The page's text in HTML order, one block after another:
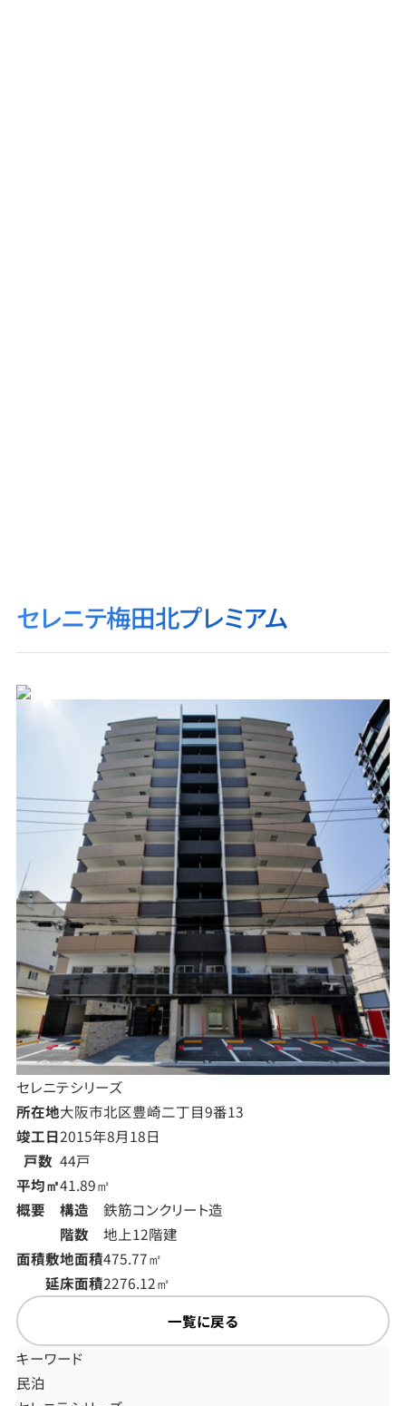
セレニテ梅田北プレミアム
セレニテシリーズ
所在地大阪市北区豊崎二丁目9番13
竣工日2015年8月18日
戸数 44戸
平均㎡41.89㎡
概要
構造
鉄筋コンクリート造
階数
地上12階建
面積敷地面積475.77㎡
延床面積2276.12㎡
一覧に戻る
キーワード
民泊